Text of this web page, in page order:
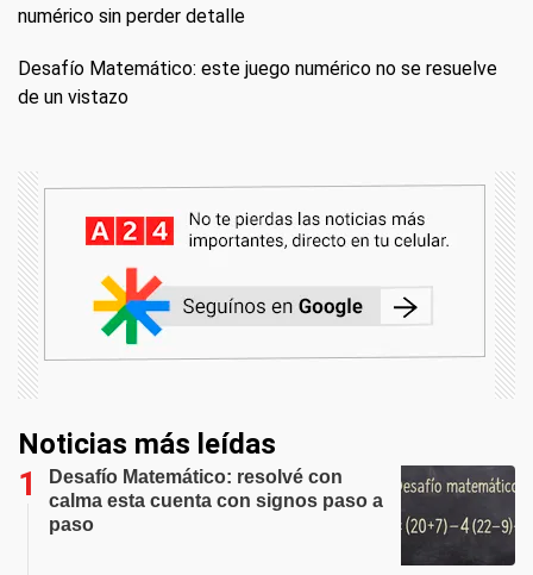
numérico sin perder detalle
Desafío Matemático: este juego numérico no se resuelve
de un vistazo
Noticias más leídas
Desafío Matemático: resolvé con
calma esta cuenta con signos paso a
paso